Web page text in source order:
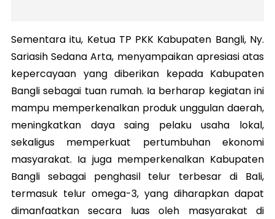
Sementara itu, Ketua TP PKK Kabupaten Bangli, Ny.
Sariasih Sedana Arta, menyampaikan apresiasi atas
kepercayaan yang diberikan kepada Kabupaten
Bangli sebagai tuan rumah. Ia berharap kegiatan ini
mampu memperkenalkan produk unggulan daerah,
meningkatkan daya saing pelaku usaha lokal,
sekaligus memperkuat pertumbuhan ekonomi
masyarakat. Ia juga memperkenalkan Kabupaten
Bangli sebagai penghasil telur terbesar di Bali,
termasuk telur omega-3, yang diharapkan dapat
dimanfaatkan secara luas oleh masyarakat di